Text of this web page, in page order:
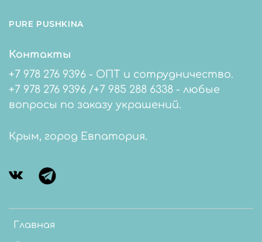
PURE PUSHKINA
Главная
Контакты
+7 978 276 9396 - ОПТ и сотрудничество.
+7 978 276 9396 /+7 985 288 6338 - любые
вопросы по заказу украшений.
Крым, город Евпатория.